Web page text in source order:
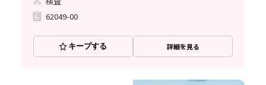
62049-00
キープする 詳細を見る